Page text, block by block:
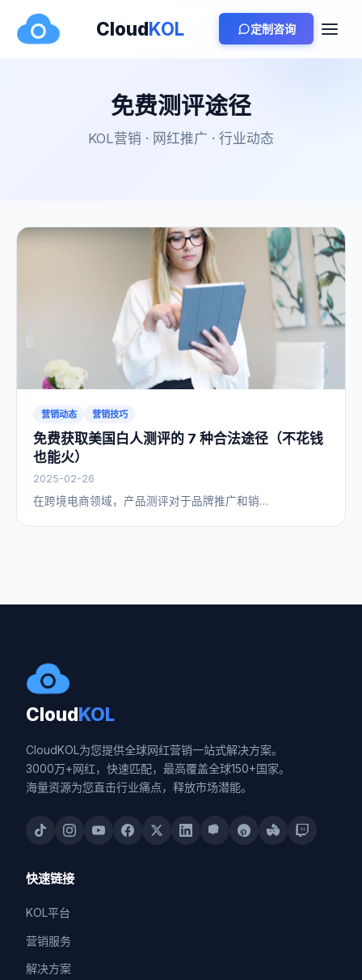
CloudKOL 定制咨询
免费测评途径
KOL营销 · 网红推广 · 行业动态
营销动态 营销技巧
免费获取美国白人测评的 7 种合法途径（不花钱
也能火）
2025-02-26
在跨境电商领域，产品测评对于品牌推广和销…
CloudKOL
CloudKOL为您提供全球网红营销一站式解决方案。
3000万+网红，快速匹配，最高覆盖全球150+国家。
海量资源为您直击行业痛点，释放市场潜能。
快速链接
KOL平台
营销服务
解决方案